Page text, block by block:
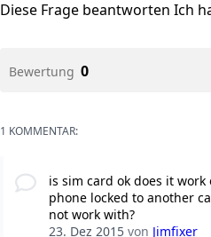
Diese Frage beantworten Ich
Bewertung 0
1 KOMMENTAR:
is sim card ok does it
phone locked to another
not work with?
23. Dez 2015von Jimfixer